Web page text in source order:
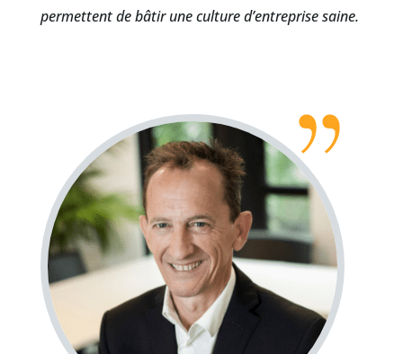
permettent de bâtir une culture d’entreprise saine.